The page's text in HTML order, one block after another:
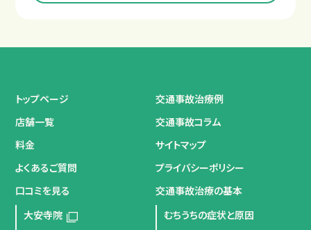
トップページ
店舗一覧
料金
よくあるご質問
交通事故治療例
交通事故コラム
サイトマップ
プライバシーポリシー
口コミを見る
大安寺院
交通事故治療の基本
むちうちの症状と原因